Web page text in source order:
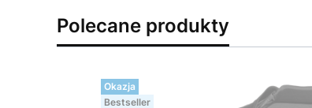
Polecane produkty
Okazja
Bestseller